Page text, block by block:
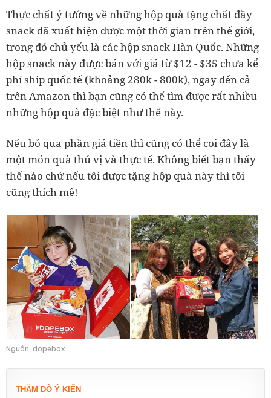
Thực chất ý tưởng về những hộp quà tặng chất đầy
snack đã xuất hiện được một thời gian trên thế giới,
trong đó chủ yếu là các hộp snack Hàn Quốc. Những
hộp snack này được bán với giá từ $12 - $35 chưa kể
phí ship quốc tế (khoảng 280k - 800k), ngay đến cả
trên Amazon thì bạn cũng có thể tìm được rất nhiều
những hộp quà đặc biệt như thế này.
Nếu bỏ qua phần giá tiền thì cũng có thể coi đây là
một món quà thú vị và thực tế. Không biết bạn thấy
thế nào chứ nếu tôi được tặng hộp quà này thì tôi
cũng thích mê!
Nguồn: dopebox.
THĂM DÒ Ý KIẾN